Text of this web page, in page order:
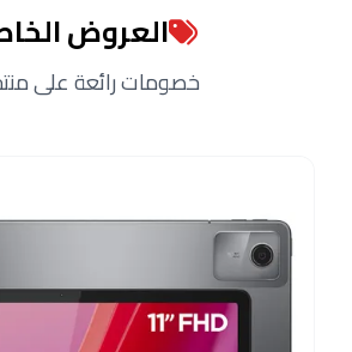
العروض
خصومات رائعة على